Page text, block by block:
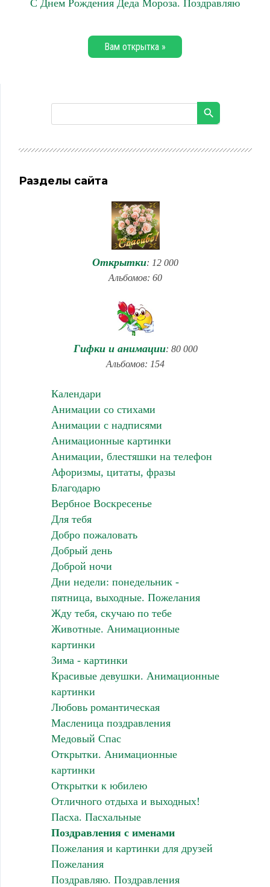
С Днем Рождения Деда Мороза. Поздравляю
Вам открытка »
Разделы сайта
Открытки: 12 000
Альбомов: 60
Гифки и анимации: 80 000
Альбомов: 154
Календари
Анимации со стихами
Анимации с надписями
Анимационные картинки
Анимации, блестяшки на телефон
Афоризмы, цитаты, фразы
Благодарю
Вербное Воскресенье
Для тебя
Добро пожаловать
Добрый день
Доброй ночи
Дни недели: понедельник -
пятница, выходные. Пожелания
Жду тебя, скучаю по тебе
Животные. Анимационные
картинки
Зима - картинки
Красивые девушки. Анимационные
картинки
Любовь романтическая
Масленица поздравления
Медовый Спас
Открытки. Анимационные
картинки
Открытки к юбилею
Отличного отдыха и выходных!
Пасха. Пасхальные
Поздравления с именами
Пожелания и картинки для друзей
Пожелания
Поздравляю. Поздравления